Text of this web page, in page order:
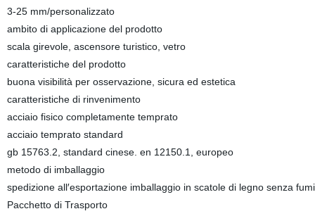
3-25 mm/personalizzato
ambito di applicazione del prodotto
scala girevole, ascensore turistico, vetro
caratteristiche del prodotto
buona visibilità per osservazione, sicura ed estetica
caratteristiche di rinvenimento
acciaio fisico completamente temprato
acciaio temprato standard
gb 15763.2, standard cinese. en 12150.1, europeo
metodo di imballaggio
spedizione all′esportazione imballaggio in scatole di legno senza
Pacchetto di Trasporto